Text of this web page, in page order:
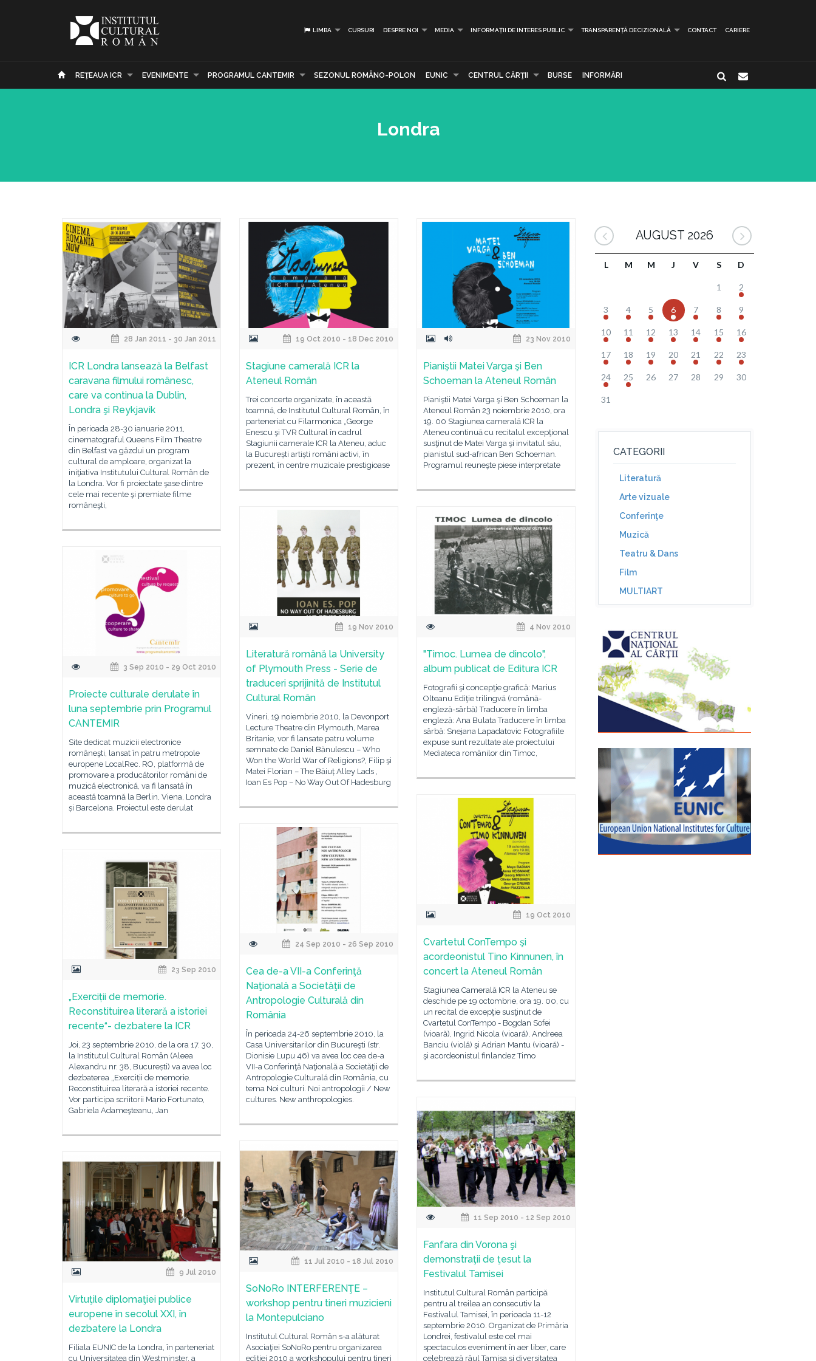
LIMBA CURSURI DESPRE NOI MEDIA INFORMAȚII DE INTERES PUBLIC TRANSPARENȚĂ DECIZIONALĂ CONTACT CARIERE
REŢEAUA ICR EVENIMENTE PROGRAMUL CANTEMIR SEZONUL ROMÂNO-POLON EUNIC CENTRUL CĂRŢII BURSE INFORMĂRI
Londra
28 Jan 2011 - 30 Jan 2011
ICR Londra lansează la Belfast
caravana filmului românesc,
care va continua la Dublin,
Londra şi Reykjavik
În perioada 28-30 ianuarie 2011,
cinematograful Queens Film Theatre
din Belfast va găzdui un program
cultural de amploare, organizat la
iniţiativa Institutului Cultural Român de
la Londra. Vor fi proiectate şase dintre
cele mai recente şi premiate filme
româneşti,
19 Oct 2010 - 18 Dec 2010
Stagiune camerală ICR la
Ateneul Român
Trei concerte organizate, în această
toamnă, de Institutul Cultural Român, în
parteneriat cu Filarmonica „George
Enescu şi TVR Cultural în cadrul
Stagiunii camerale ICR la Ateneu, aduc
la București artiști români activi, în
prezent, în centre muzicale prestigioase
23 Nov 2010
Pianiştii Matei Varga şi Ben
Schoeman la Ateneul Român
Pianiştii Matei Varga şi Ben Schoeman la
Ateneul Român 23 noiembrie 2010, ora
19. 00 Stagiunea camerală ICR la
Ateneu continuă cu recitalul excepţional
susţinut de Matei Varga şi invitatul său,
pianistul sud-african Ben Schoeman.
Programul reuneşte piese interpretate
19 Nov 2010
Literatură română la University
of Plymouth Press - Serie de
traduceri sprijinită de Institutul
Cultural Român
Vineri, 19 noiembrie 2010, la Devonport
Lecture Theatre din Plymouth, Marea
Britanie, vor fi lansate patru volume
semnate de Daniel Bănulescu – Who
Won the World War of Religions?, Filip şi
Matei Florian – The Băiuț Alley Lads ,
Ioan Es Pop – No Way Out Of Hadesburg
4 Nov 2010
"Timoc. Lumea de dincolo",
album publicat de Editura ICR
Fotografii şi concepţie grafică: Marius
Olteanu Ediţie trilingvă (română-
engleză-sârbă) Traducere în limba
engleză: Ana Bulata Traducere în limba
sârbă: Snejana Lapadatovic Fotografiile
expuse sunt rezultate ale proiectului
Mediateca românilor din Timoc,
3 Sep 2010 - 29 Oct 2010
Proiecte culturale derulate în
luna septembrie prin Programul
CANTEMIR
Site dedicat muzicii electronice
româneşti, lansat în patru metropole
europene LocalRec. RO, platformă de
promovare a producătorilor români de
muzică electronică, va fi lansată în
această toamnă la Berlin, Viena, Londra
și Barcelona. Proiectul este derulat
19 Oct 2010
Cvartetul ConTempo şi
acordeonistul Tino Kinnunen, în
concert la Ateneul Român
Stagiunea Camerală ICR la Ateneu se
deschide pe 19 octombrie, ora 19. 00, cu
un recital de excepţie susţinut de
Cvartetul ConTempo - Bogdan Sofei
(vioară), Ingrid Nicola (vioară), Andreea
Banciu (violă) şi Adrian Mantu (vioară) -
şi acordeonistul finlandez Timo
24 Sep 2010 - 26 Sep 2010
Cea de-a VII-a Conferinţă
Naţională a Societăţii de
Antropologie Culturală din
România
În perioada 24-26 septembrie 2010, la
Casa Universitarilor din Bucureşti (str.
Dionisie Lupu 46) va avea loc cea de-a
VII-a Conferinţă Naţională a Societăţii de
Antropologie Culturală din România, cu
tema Noi culturi. Noi antropologii / New
cultures. New anthropologies.
23 Sep 2010
„Exerciții de memorie.
Reconstituirea literară a istoriei
recente“- dezbatere la ICR
Joi, 23 septembrie 2010, de la ora 17. 30,
la Institutul Cultural Român (Aleea
Alexandru nr. 38, București) va avea loc
dezbaterea „Exerciții de memorie.
Reconstituirea literară a istoriei recente.
Vor participa scriitorii Mario Fortunato,
Gabriela Adameşteanu, Jan
11 Sep 2010 - 12 Sep 2010
Fanfara din Vorona şi
demonstraţii de ţesut la
Festivalul Tamisei
Institutul Cultural Român participă
pentru al treilea an consecutiv la
Festivalul Tamisei, în perioada 11-12
septembrie 2010. Organizat de Primăria
Londrei, festivalul este cel mai
spectaculos eveniment în aer liber, care
celebrează râul Tamisa şi diversitatea
11 Jul 2010 - 18 Jul 2010
SoNoRo INTERFERENŢE –
workshop pentru tineri muzicieni
la Montepulciano
Institutul Cultural Român s-a alăturat
Asociaţiei SoNoRo pentru organizarea
ediţiei 2010 a workshopului pentru tineri
9 Jul 2010
Virtuţile diplomaţiei publice
europene în secolul XXI, în
dezbatere la Londra
Filiala EUNIC de la Londra, în parteneriat
cu Universitatea din Westminster, a
AUGUST 2026
L M M J V S D
1 2
3 4 5 6 7 8 9
10 11 12 13 14 15 16
17 18 19 20 21 22 23
24 25 26 27 28 29 30
31
CATEGORII
Literatură
Arte vizuale
Conferinţe
Muzică
Teatru & Dans
Film
MULTIART